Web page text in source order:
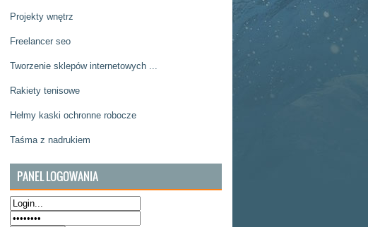
Projekty wnętrz
Freelancer seo
Tworzenie sklepów internetowych ...
Rakiety tenisowe
Hełmy kaski ochronne robocze
Taśma z nadrukiem
PANEL LOGOWANIA